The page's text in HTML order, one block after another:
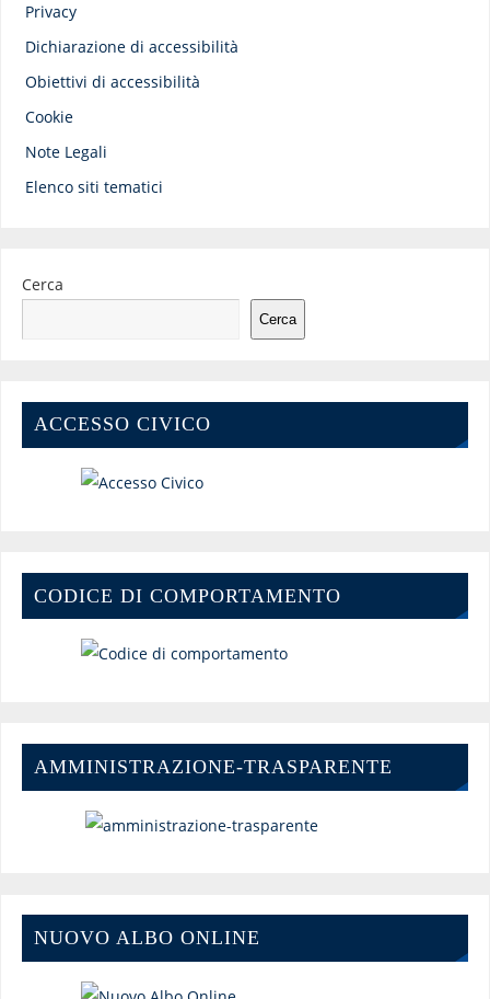
Privacy
Dichiarazione di accessibilità
Obiettivi di accessibilità
Cookie
Note Legali
Elenco siti tematici
Cerca
Cerca
ACCESSO CIVICO
CODICE DI COMPORTAMENTO
AMMINISTRAZIONE-TRASPARENTE
NUOVO ALBO ONLINE